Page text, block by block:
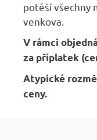
potěší všechny
venkova.
V rámci
za příplatek
Atypické
ceny.